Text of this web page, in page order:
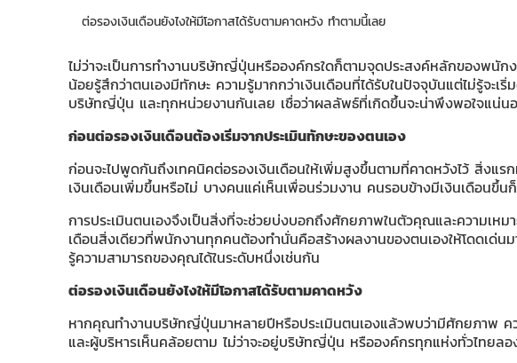
ต่อรองเงินเดือนยังไงให้มีโอกาสได้รับตามคาดหวัง ทำตามนี้เลย
ไม่ว่าจะเป็นการทำงานบริษัทญี่ปุ่นหรือองค์กรใดก็ตามจุดประสงค์หลักของพนัก
น้อยรู้สึกว่าตนเองมีทักษะ ความรู้มากกว่าเงินเดือนที่ได้รับในปัจจุบันแต่ไม่รู้จะเ
บริษัทญี่ปุ่น และทุกหน่วยงานกันเลย เชื่อว่าผลลัพธ์ที่เกิดขึ้นจะน่าพึงพอใจแน่น
ก่อนต่อรองเงินเดือนต้องเริ่มจากประเมินทักษะของตนเอง
ก่อนจะไปพูดกันถึงเทคนิคต่อรองเงินเดือนให้เพิ่มสูงขึ้นตามที่คาดหวังไว้ สิ่งแ
เงินเดือนเพิ่มขึ้นหรือไม่ บางคนแค่เห็นเพื่อนร่วมงาน คนรอบข้างมีเงินเดือนขึ้
การประเมินตนเองจึงเป็นสิ่งที่จะช่วยบ่งบอกถึงศักยภาพในตัวคุณและความเห
เดือนสิ่งเดียวที่พนักงานทุกคนต้องทำนั่นคือสร้างผลงานของตนเองให้โดดเด่
รู้ความสามารถของคุณได้ในระดับหนึ่งเช่นกัน
ต่อรองเงินเดือนยังไงให้มีโอกาสได้รับตามคาดหวัง
หากคุณทำงานบริษัทญี่ปุ่นมาหลายปีหรือประเมินตนเองแล้วพบว่ามีศักยภาพ คว
และผู้บริหารเห็นคล้อยตาม ไม่ว่าจะอยู่บริษัทญี่ปุ่น หรือองค์กรทุกแห่งทั่วไทยลอ